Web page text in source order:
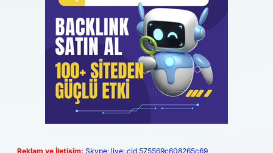
Reklam ve İletişim: Skype: live:.cid.575569c608265c69